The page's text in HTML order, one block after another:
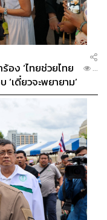
อง ‘ไทยช่วยไทย
เดี๋ยวจะพยายาม’
...